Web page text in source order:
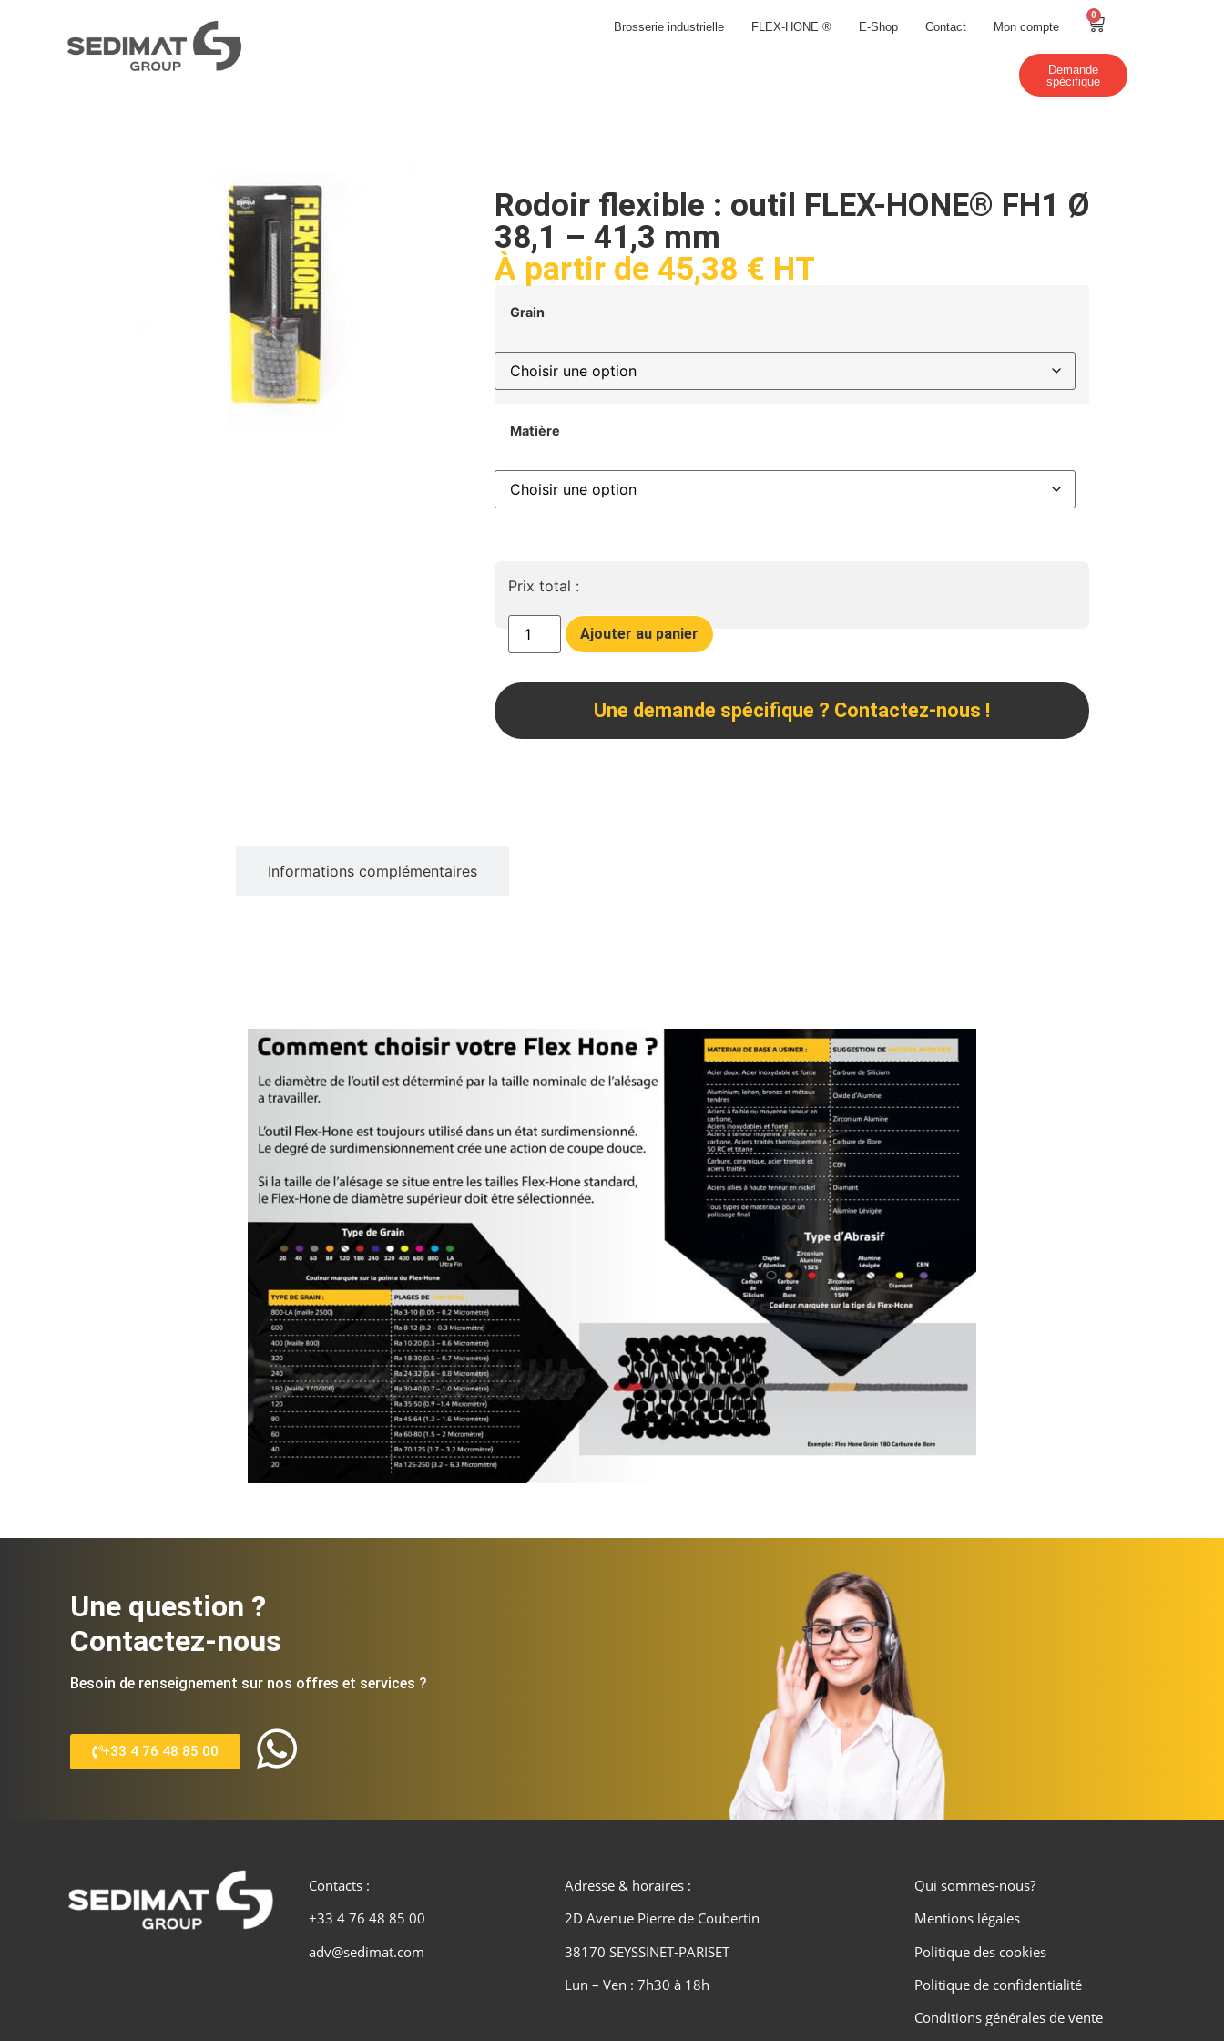
Brosserie industrielle FLEX-HONE ® E-Shop Contact Mon compte
0
Demande
spécifique
Rodoir flexible : outil FLEX-HONE® FH1 Ø
38,1 – 41,3 mm
À partir de 45,38 € HT
Grain
Matière
Prix total :
Ajouter au panier
Une demande spécifique ? Contactez-nous !
Informations complémentaires
Une question ?
Contactez-nous
Besoin de renseignement sur nos offres et services ?
+33 4 76 48 85 00
Contacts :
+33 4 76 48 85 00
adv@sedimat.com
Adresse & horaires :
2D Avenue Pierre de Coubertin
38170 SEYSSINET-PARISET
Lun – Ven : 7h30 à 18h
Qui sommes-nous?
Mentions légales
Politique des cookies
Politique de confidentialité
Conditions générales de vente